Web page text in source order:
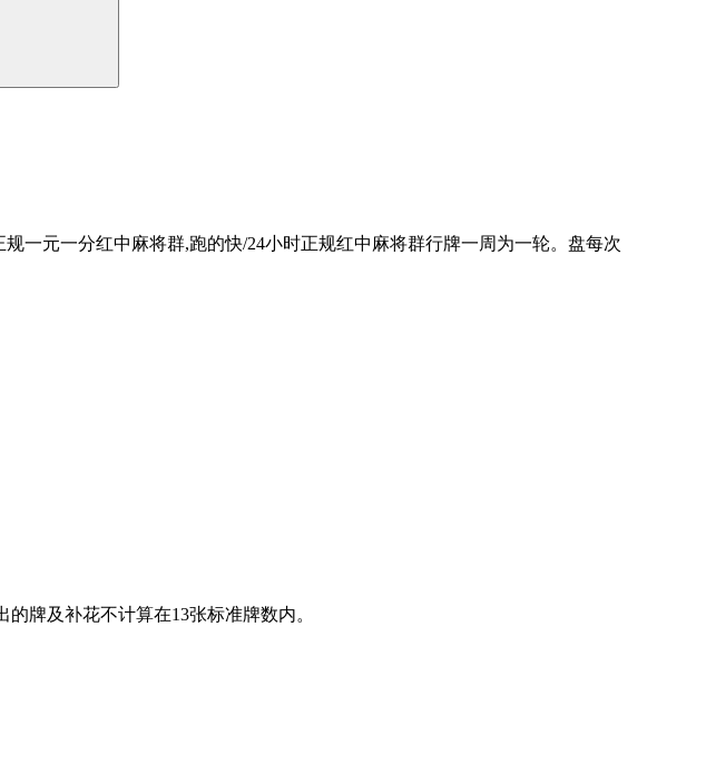
规一元一分红中麻将群,跑的快/24小时正规红中麻将群行牌一周为一轮。盘每次
牌及补花不计算在13张标准牌数内。